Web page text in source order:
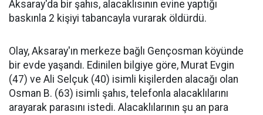
Aksaray'da bir şahıs, alacaklısının evine yaptığı
baskınla 2 kişiyi tabancayla vurarak öldürdü.
Olay, Aksaray'ın merkeze bağlı Gençosman köyünde
bir evde yaşandı. Edinilen bilgiye göre, Murat Evgin
(47) ve Ali Selçuk (40) isimli kişilerden alacağı olan
Osman B. (63) isimli şahıs, telefonla alacaklılarını
arayarak parasını istedi. Alacaklılarının şu an para